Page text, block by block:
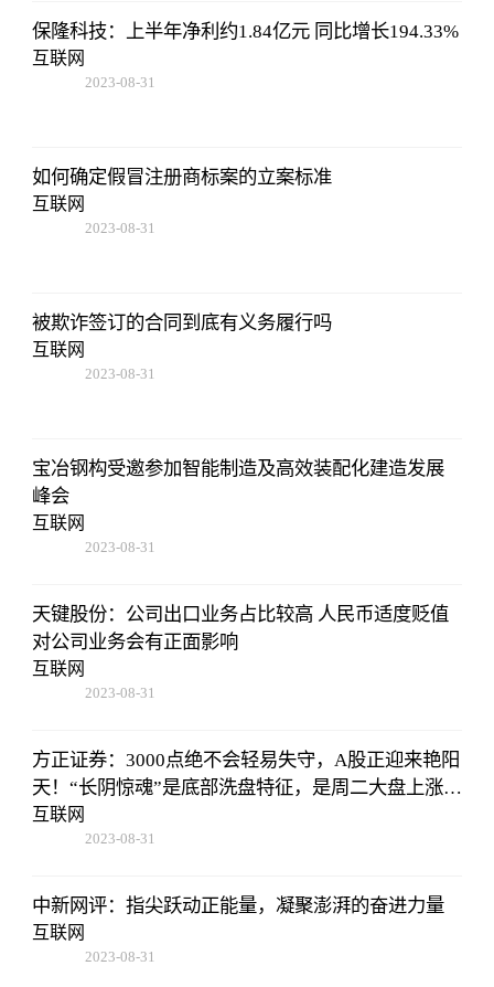
保隆科技：上半年净利约1.84亿元 同比增长194.33%
互联网
2023-08-31
如何确定假冒注册商标案的立案标准
互联网
2023-08-31
被欺诈签订的合同到底有义务履行吗
互联网
2023-08-31
宝冶钢构受邀参加智能制造及高效装配化建造发展
峰会
互联网
2023-08-31
天键股份：公司出口业务占比较高 人民币适度贬值
对公司业务会有正面影响
互联网
2023-08-31
方正证券：3000点绝不会轻易失守，A股正迎来艳阳
天！“长阴惊魂”是底部洗盘特征，是周二大盘上涨的
原因
互联网
2023-08-31
中新网评：指尖跃动正能量，凝聚澎湃的奋进力量
互联网
2023-08-31